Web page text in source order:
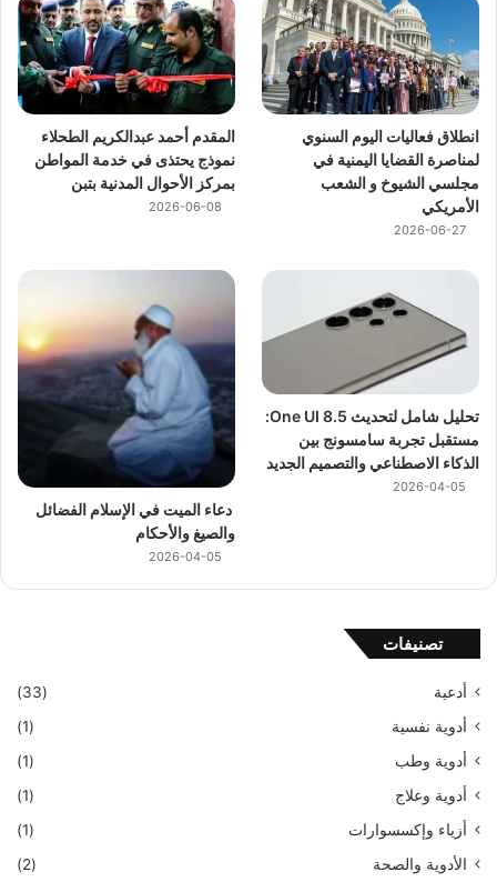
انطلاق فعاليات اليوم السنوي
لمناصرة القضايا اليمنية في
مجلسي الشيوخ و الشعب
الأمريكي
2026-06-27
المقدم أحمد عبدالكريم الطحلاء
نموذج يحتذى في خدمة المواطن
بمركز الأحوال المدنية بتبن
2026-06-08
تحليل شامل لتحديث One UI 8.5:
مستقبل تجربة سامسونج بين
الذكاء الاصطناعي والتصميم الجديد
2026-04-05
دعاء الميت في الإسلام الفضائل
والصيغ والأحكام
2026-04-05
تصنيفات
أدعية
(33)
أدوية نفسية
(1)
أدوية وطب
(1)
أدوية وعلاج
(1)
أزياء وإكسسوارات
(1)
الأدوية والصحة
(2)